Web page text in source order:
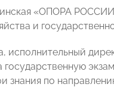
«ОПОРА
и
исполнительный
государственную
знания по